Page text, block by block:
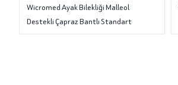
Wicromed Ayak Bilekliği Malleol
Destekli Çapraz Bantlı Standart